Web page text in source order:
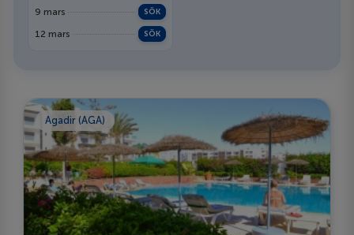
9 mars SÖK
12 mars SÖK
Agadir (AGA)